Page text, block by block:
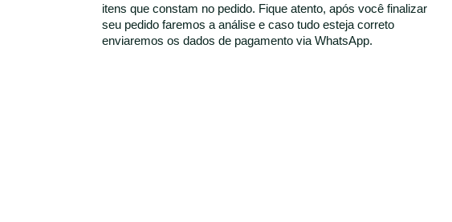
itens que constam no pedido. Fique atento, após você finalizar
seu pedido faremos a análise e caso tudo esteja correto
enviaremos os dados de pagamento via WhatsApp.